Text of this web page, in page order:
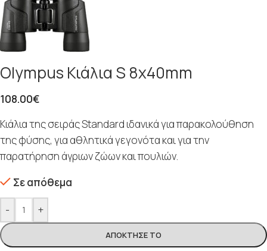
Olympus Κιάλια S 8x40mm
108.00€
Κιάλια της σειράς Standard ιδανικά για παρακολούθηση
της φύσης, για αθλητικά γεγονότα και για την
παρατήρηση άγριων ζώων και πουλιών.
Σε απόθεμα
- +
ΑΠΌΚΤΗΣΈ ΤΟ